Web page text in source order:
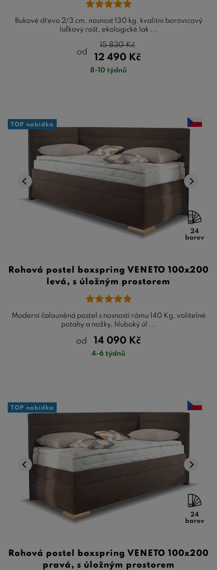
Bukové dřevo 2/3 cm, nosnost 130 kg, kvalitní borovicový
laťkový rošt, ekologické lak ...
od
12 490 Kč
15 830Kč
8-10 týdnů
TOP nabídka
24
barev
Rohová postel boxspring VENETO 100x200
levá, s úložným prostorem
Moderní čalouněná postel s nosností rámu 140 Kg, volitelné
potahy a nožky, hluboký úl ...
od 14 090 Kč
4-6 týdnů
TOP nabídka
24
barev
Rohová postel boxspring VENETO 100x200
pravá, s úložným prostorem